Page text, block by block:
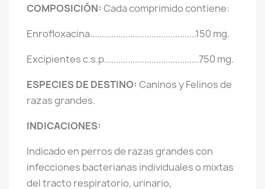
COMPOSICIÓN: Cada comprimido contiene:
Enrofloxacina.............................................150 mg.
Excipientes c.s.p........................................750 mg.
ESPECIES DE DESTINO: Caninos y Felinos de
razas grandes.
INDICACIONES:
Indicado en perros de razas grandes con
infecciones bacterianas individuales o mixtas
del tracto respiratorio, urinario,